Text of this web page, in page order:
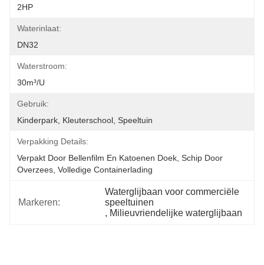
2HP
Waterinlaat:
DN32
Waterstroom:
30m³/u
Gebruik:
Kinderpark, Kleuterschool, Speeltuin
Verpakking Details:
Verpakt Door Bellenfilm En Katoenen Doek, Schip Door
Overzees, Volledige Containerlading
Markeren:
Waterglijbaan voor commerciële
speeltuinen
, Milieuvriendelijke waterglijbaan